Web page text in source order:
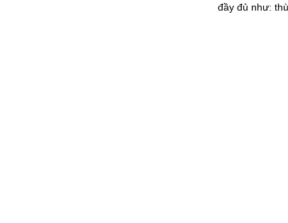
đầy đủ như: